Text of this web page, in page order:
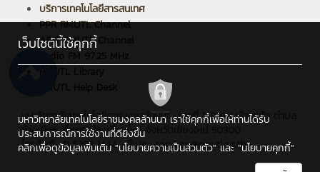
บริการเทคโนโลยีสารสนเทศ
PPR RMUTL Channel
ARIT RMUTL Channel
Radio FM 97.25 MHz
มหาวิทยาลัยเทคโนโลยีราชมงคลล้านนา : เลขที่ 128 ถนนห้วยแก้ว ตำบล
ช้างเผือก อำเภอเมืองเชียงใหม่ จังหวัดเชียงใหม่ 50300
โทรศัพท์ : 0 5392 1444 , อีเมล : saraban@rmutl.ac.th
เว็บไซต์นี้ใช้คุกกี้
มหาวิทยาลัยเทคโนโลยีราชมงคลล้านนา เราใช้คุกกี้เพื่อให้ท่านได้รับ
ประสบการณ์การใช้งานที่ดียิ่งขึ้น
คลิกเพื่อดูข้อมูลเพิ่มเติม "นโยบายความเป็นส่วนตัว" และ "นโยบายคุกกี้"